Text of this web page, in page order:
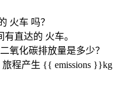
火车 吗？
直达的 火车。
氧化碳排放量是多少？
程产生 {{ emissions }}kg